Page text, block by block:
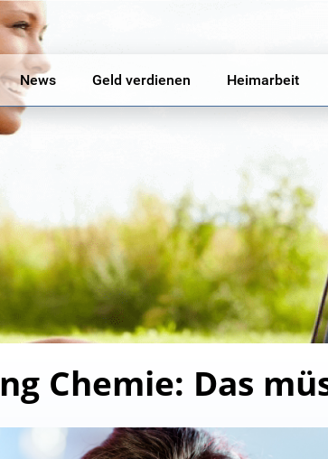
News Geld verdienen Heimarbeit
Chemie: Das